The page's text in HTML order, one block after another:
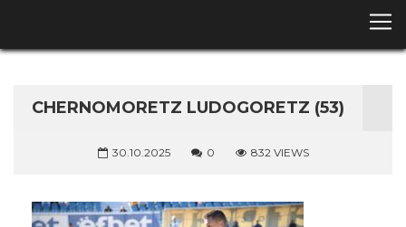
CHERNOMORETZ LUDOGORETZ (53)
30.10.2025 0 832 VIEWS